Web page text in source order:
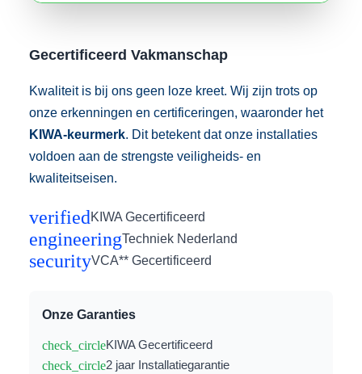
Gecertificeerd Vakmanschap
Kwaliteit is bij ons geen loze kreet. Wij zijn trots op
onze erkenningen en certificeringen, waaronder het
KIWA-keurmerk. Dit betekent dat onze installaties
voldoen aan de strengste veiligheids- en
kwaliteitseisen.
verifiedKIWA Gecertificeerd
engineeringTechniek Nederland
securityVCA** Gecertificeerd
Onze Garanties
check_circleKIWA Gecertificeerd
check_circle2 jaar Installatiegarantie